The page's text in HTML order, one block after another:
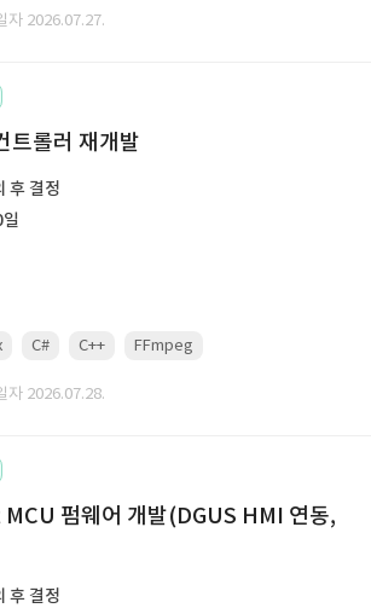
자 2026.07.27.
트롤러 재개발
후 결정
C# C++ FFmpeg
자 2026.07.28.
펌웨어 개발(DGUS HMI 연동,
후 결정